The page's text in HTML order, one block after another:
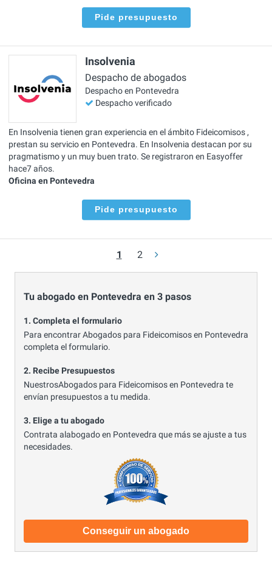
Pide presupuesto
Insolvenia
Despacho de abogados
Despacho en Pontevedra
Despacho verificado
En Insolvenia tienen gran experiencia en el ámbito Fideicomisos ,
prestan su servicio en Pontevedra. En Insolvenia destacan por su
pragmatismo y un muy buen trato. Se registraron en Easyoffer
hace7 años.
Oficina en Pontevedra
Pide presupuesto
1 2
Tu abogado en Pontevedra en 3 pasos
1. Completa el formulario
Para encontrar Abogados para Fideicomisos en Pontevedra
completa el formulario.
2. Recibe Presupuestos
NuestrosAbogados para Fideicomisos en Pontevedra te
envían presupuestos a tu medida.
3. Elige a tu abogado
Contrata alabogado en Pontevedra que más se ajuste a tus
necesidades.
Conseguir un abogado